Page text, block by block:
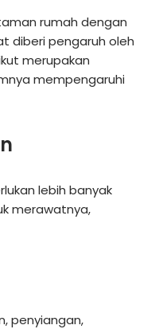
rumah dengan
diberi pengaruh oleh
merupakan
mempengaruhi
lebih banyak
merawatnya,
penyiangan,